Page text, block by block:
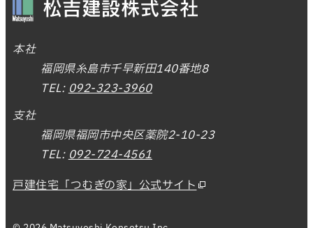
本社
福岡県糸島市千早新田140番地8
TEL:092-323-3960
支社
福岡県福岡市中央区薬院2-10-23
TEL:092-724-4561
戸建住宅「つむぎの家」公式サイト